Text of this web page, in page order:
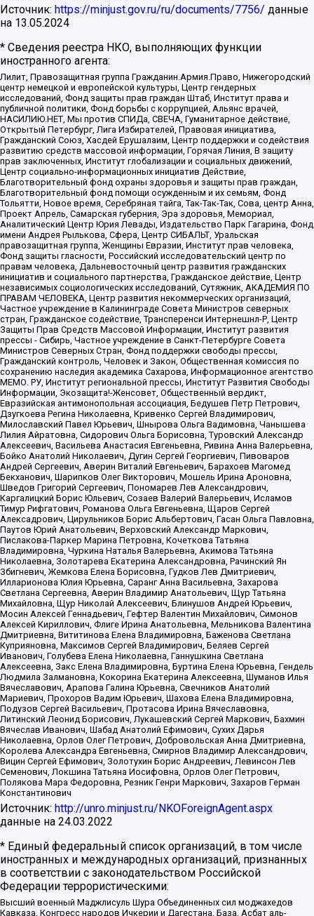
Источник: https://minjust.gov.ru/ru/documents/7756/ данные
на 13.05.2024
* Сведения реестра НКО, выполняющих функции
иностранного агента:
Лилит, Правозащитная группа Гражданин.Армия.Право, Нижегородский
центр немецкой и европейской культуры, Центр гендерных
исследований, Фонд защиты прав граждан Штаб, Институт права и
публичной политики, Фонд борьбы с коррупцией, Альянс врачей,
НАСИЛИЮ.НЕТ, Мы против СПИДа, СВЕЧА, Гуманитарное действие,
Открытый Петербург, Лига Избирателей, Правовая инициатива,
Гражданский Союз, Хасдей Ерушалаим, Центр поддержки и содействия
развитию средств массовой информации, Горячая Линия, В защиту
прав заключенных, Институт глобализации и социальных движений,
Центр социально-информационных инициатив Действие,
Благотворительный фонд охраны здоровья и защиты прав граждан,
Благотворительный фонд помощи осужденным и их семьям, Фонд
Тольятти, Новое время, Серебряная тайга, Так-Так-Так, Сова, центр Анна,
Проект Апрель, Самарская губерния, Эра здоровья, Мемориал,
Аналитический Центр Юрия Левады, Издательство Парк Гагарина, Фонд
имени Андрея Рылькова, Сфера, Центр СИБАЛЬТ, Уральская
правозащитная группа, Женщины Евразии, Институт прав человека,
Фонд защиты гласности, Российский исследовательский центр по
правам человека, Дальневосточный центр развития гражданских
инициатив и социального партнерства, Гражданское действие, Центр
независимых социологических исследований, Сутяжник, АКАДЕМИЯ ПО
ПРАВАМ ЧЕЛОВЕКА, Центр развития некоммерческих организаций,
Частное учреждение в Калининграде Совета Министров северных
стран, Гражданское содействие, Трансперенси Интернешнл-Р, Центр
Защиты Прав Средств Массовой Информации, Институт развития
прессы - Сибирь, Частное учреждение в Санкт-Петербурге Совета
Министров Северных Стран, Фонд поддержки свободы прессы,
Гражданский контроль, Человек и Закон, Общественная комиссия по
сохранению наследия академика Сахарова, Информационное агентство
МЕМО. РУ, Институт региональной прессы, Институт Развития Свободы
Информации, Экозащита!-Женсовет, Общественный вердикт,
Евразийская антимонопольная ассоциация, Бедушев Петр Петрович,
Дзугкоева Регина Николаевна, Кривенко Сергей Владимирович,
Милославский Павел Юрьевич, Шнырова Ольга Вадимовна, Чанышева
Лилия Айратовна, Сидорович Ольга Борисовна, Туровский Александр
Алексеевич, Васильева Анастасия Евгеньевна, Ривина Анна Валерьевна,
Бойко Анатолий Николаевич, Дугин Сергей Георгиевич, Пивоваров
Андрей Сергеевич, Аверин Виталий Евгеньевич, Барахоев Магомед
Бекханович, Шарипков Олег Викторович, Мошель Ирина Ароновна,
Шведов Григорий Сергеевич, Пономарев Лев Александрович,
Каргалицкий Борис Юльевич, Созаев Валерий Валерьевич, Исламов
Тимур Рифгатович, Романова Ольга Евгеньевна, Щаров Сергей
Алексадрович, Цирульников Борис Альбертович, Гасан Ольга Павловна,
Паутов Юрий Анатольевич, Верховский Александр Маркович,
Пислакова-Паркер Марина Петровна, Кочеткова Татьяна
Владимировна, Чуркина Наталья Валерьевна, Акимова Татьяна
Николаевна, Золотарева Екатерина Александровна, Рачинский Ян
Збигневич, Жемкова Елена Борисовна, Гудков Лев Дмитриевич,
Илларионова Юлия Юрьевна, Саранг Анна Васильевна, Захарова
Светлана Сергеевна, Аверин Владимир Анатольевич, Щур Татьяна
Михайловна, Щур Николай Алексеевич, Блинушов Андрей Юрьевич,
Мосин Алексей Геннадьевич, Гефтер Валентин Михайлович, Симонов
Алексей Кириллович, Флиге Ирина Анатольевна, Мельникова Валентина
Дмитриевна, Вититинова Елена Владимировна, Баженова Светлана
Куприяновна, Максимов Сергей Владимирович, Беляев Сергей
Иванович, Голубева Елена Николаевна, Ганнушкина Светлана
Алексеевна, Закс Елена Владимировна, Буртина Елена Юрьевна, Гендель
Людмила Залмановна, Кокорина Екатерина Алексеевна, Шуманов Илья
Вячеславович, Арапова Галина Юрьевна, Свечников Анатолий
Мариевич, Прохоров Вадим Юрьевич, Шахова Елена Владимировна,
Подузов Сергей Васильевич, Протасова Ирина Вячеславовна,
Литинский Леонид Борисович, Лукашевский Сергей Маркович, Бахмин
Вячеслав Иванович, Шабад Анатолий Ефимович, Сухих Дарья
Николаевна, Орлов Олег Петрович, Добровольская Анна Дмитриевна,
Королева Александра Евгеньевна, Смирнов Владимир Александрович,
Вицин Сергей Ефимович, Золотухин Борис Андреевич, Левинсон Лев
Семенович, Локшина Татьяна Иосифовна, Орлов Олег Петрович,
Полякова Мара Федоровна, Резник Генри Маркович, Захаров Герман
Константинович
Источник: http://unro.minjust.ru/NKOForeignAgent.aspx
данные на 24.03.2022
* Единый федеральный список организаций, в том числе
иностранных и международных организаций, признанных
в соответствии с законодательством Российской
Федерации террористическими:
Высший военный Маджлисуль Шура Объединенных сил моджахедов
Кавказа, Конгресс народов Ичкерии и Дагестана, База, Асбат аль-